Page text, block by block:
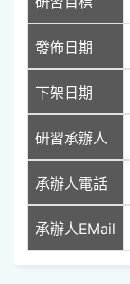
發佈日期
下架日期
研習承辦人
承辦人電話
承辦人EMail